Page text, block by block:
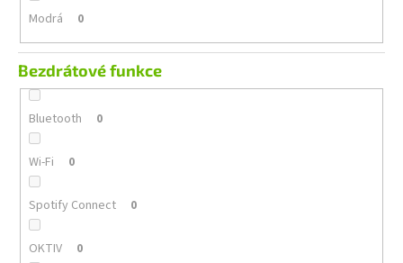
Modrá 0
Bezdrátové funkce
Bluetooth 0
Wi-Fi 0
Spotify Connect 0
OKTIV 0